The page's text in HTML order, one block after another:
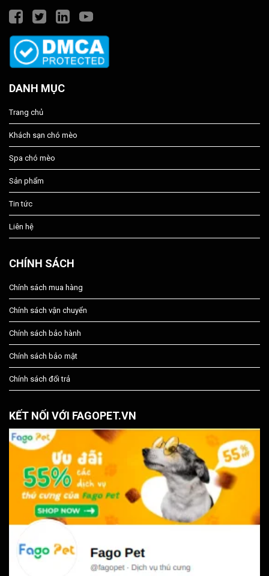
DANH MỤC
Trang chủ
Khách sạn chó mèo
Spa chó mèo
Sản phẩm
Tin tức
Liên hệ
CHÍNH SÁCH
Chính sách mua hàng
Chính sách vận chuyển
Chính sách bảo hành
Chính sách bảo mật
Chính sách đổi trả
KẾT NỐI VỚI FAGOPET.VN